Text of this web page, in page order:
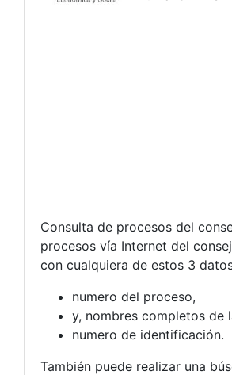
Consulta de procesos del
procesos vía Internet del
con cualquiera de estos 3
numero del proceso,
y, nombres completos de
numero de identificación.
También puede realizar una